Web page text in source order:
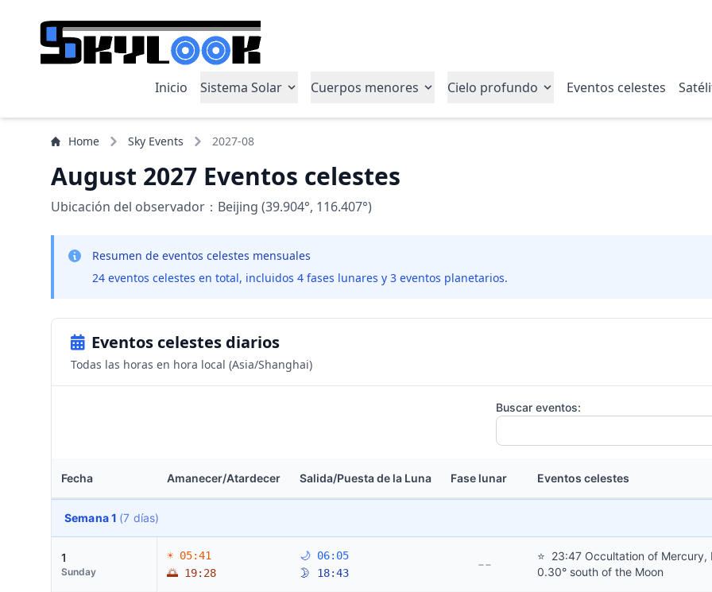
Inicio Sistema Solar Cuerpos menores Cielo profundo Eventos celestes
Home Sky Events 2027-08
August 2027 Eventos celestes
Ubicación del observador：Beijing (39.904°, 116.407°)
Resumen de eventos celestes mensuales
24 eventos celestes en total, incluidos 4 fases lunares y 3 eventos planetarios.
Eventos celestes diarios
Todas las horas en hora local (Asia/Shanghai)
Buscar eventos:
Fecha Amanecer/Atardecer Salida/Puesta de la Luna Fase lunar Eventos celestes
Semana 1 (7 días)
1
Sunday
☀ 05:41
🌅 19:28
🌙 06:05
🌛 18:43
-- ⭐ 23:47 Occultation of Mercury,
0.30° south of the Moon